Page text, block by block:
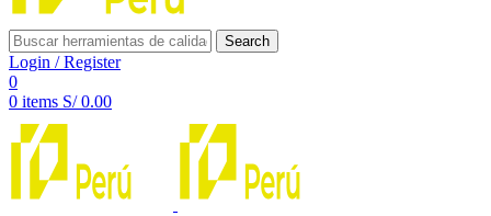
Search
Login / Register
0
0 items S/0.00